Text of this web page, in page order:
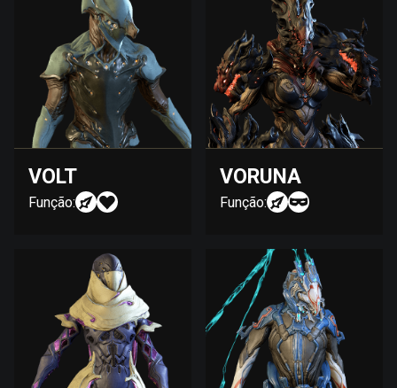
VOLT
Função:
VORUNA
Função: